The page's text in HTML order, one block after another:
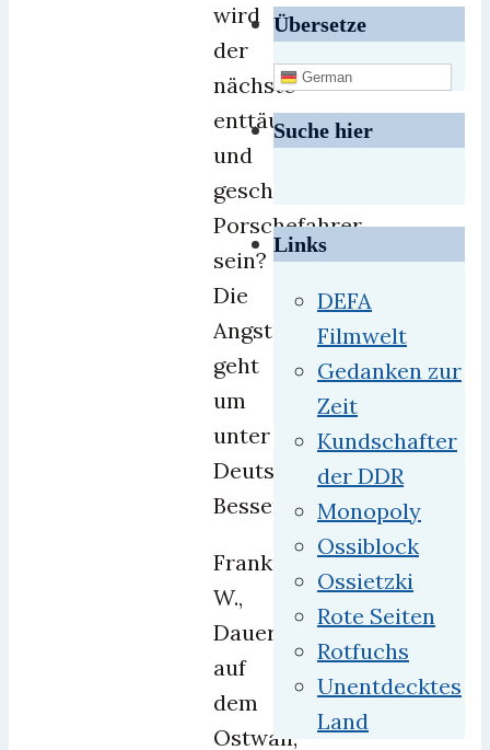
wird
der
nächste
enttäuschte
und
geschockte
Porschefahrer
sein?
Die
Angst
geht
um
unter
Deutschlands
Besserverdienern.
Frank
W.,
Dauerpendler
auf
dem
Ostwall,
Übersetze
German
Suche hier
Links
DEFA
Filmwelt
Gedanken zur
Zeit
Kundschafter
der DDR
Monopoly
Ossiblock
Ossietzki
Rote Seiten
Rotfuchs
Unentdecktes
Land